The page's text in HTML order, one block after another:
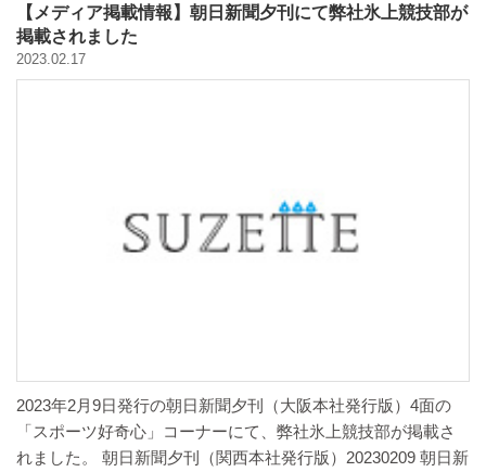
【メディア掲載情報】朝日新聞夕刊にて弊社氷上競技部が
掲載されました
2023.02.17
2023年2月9日発行の朝日新聞夕刊（大阪本社発行版）4面の
「スポーツ好奇心」コーナーにて、弊社氷上競技部が掲載さ
れました。 朝日新聞夕刊（関西本社発行版）20230209 朝日新